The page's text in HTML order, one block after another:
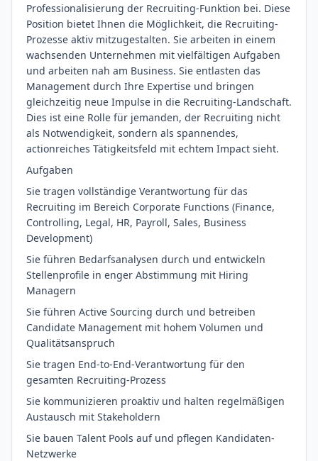
Professionalisierung der Recruiting-Funktion bei. Diese
Position bietet Ihnen die Möglichkeit, die Recruiting-
Prozesse aktiv mitzugestalten. Sie arbeiten in einem
wachsenden Unternehmen mit vielfältigen Aufgaben
und arbeiten nah am Business. Sie entlasten das
Management durch Ihre Expertise und bringen
gleichzeitig neue Impulse in die Recruiting-Landschaft.
Dies ist eine Rolle für jemanden, der Recruiting nicht
als Notwendigkeit, sondern als spannendes,
actionreiches Tätigkeitsfeld mit echtem Impact sieht.
Aufgaben
Sie tragen vollständige Verantwortung für das
Recruiting im Bereich Corporate Functions (Finance,
Controlling, Legal, HR, Payroll, Sales, Business
Development)
Sie führen Bedarfsanalysen durch und entwickeln
Stellenprofile in enger Abstimmung mit Hiring
Managern
Sie führen Active Sourcing durch und betreiben
Candidate Management mit hohem Volumen und
Qualitätsanspruch
Sie tragen End-to-End-Verantwortung für den
gesamten Recruiting-Prozess
Sie kommunizieren proaktiv und halten regelmäßigen
Austausch mit Stakeholdern
Sie bauen Talent Pools auf und pflegen Kandidaten-
Netzwerke